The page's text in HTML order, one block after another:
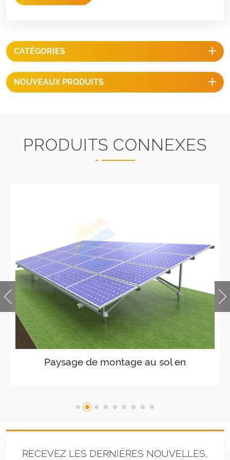
CATÉGORIES
NOUVEAUX PRODUITS
PRODUITS CONNEXES
Montage de panneaux solaires sur
RECEVEZ LES DERNIÈRES NOUVELLES,